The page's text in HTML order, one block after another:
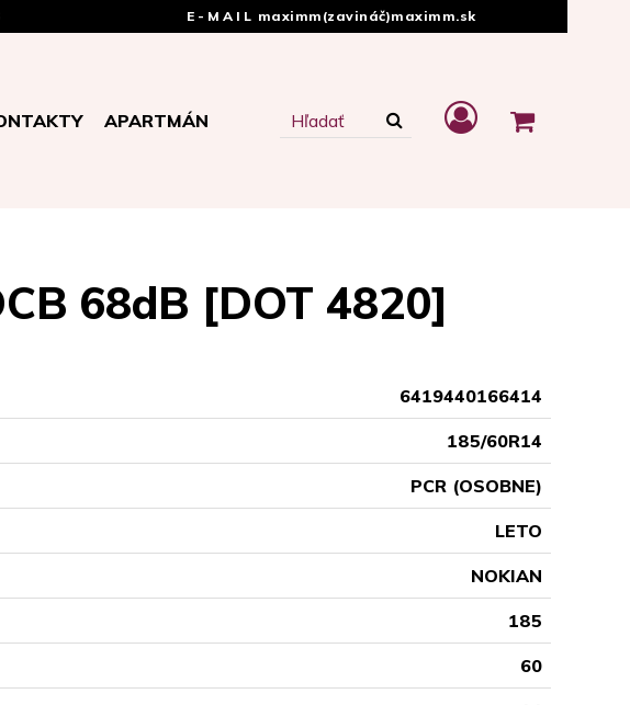
E-MAIL maximm(zavináč)maximm.sk
APARTMÁN
68dB [DOT 4820]
6419440166414
185/60R14
PCR (OSOBNE)
LETO
NOKIAN
185
60